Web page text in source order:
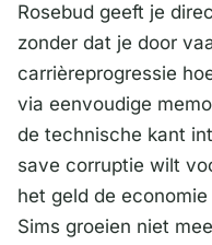
Rosebud geeft je
zonder dat je door
carrièreprogressie
via eenvoudige
de technische kant
save corruptie wilt
het geld de
Sims groeien niet